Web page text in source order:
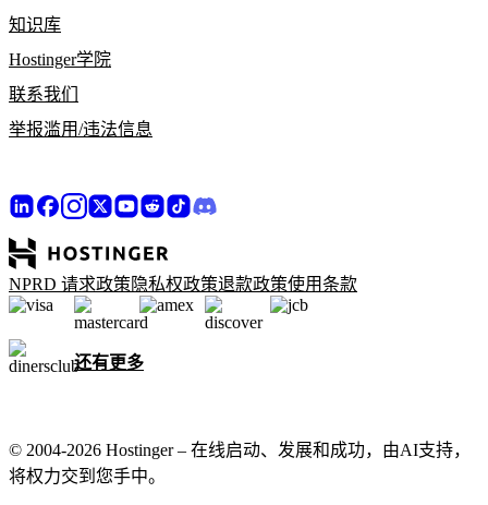
知识库
Hostinger学院
联系我们
举报滥用/违法信息
NPRD 请求政策 隐私权政策退款政策使用条款
还有更多
© 2004-2026 Hostinger – 在线启动、发展和成功，由AI支持，
将权力交到您手中。